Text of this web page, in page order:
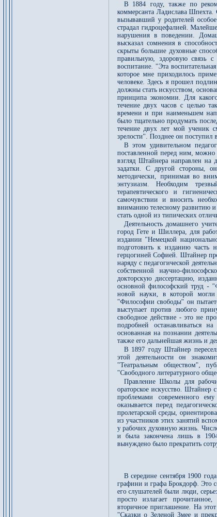
В 1884 году, также по
коммерсанта Ладислава
вызывавший у родителей
страдал гидроцефалией.
нарушения в поведении.
высказал сомнения в
скрыты большие духовные
правильную, здоровую связь
воспитание. "Эта
которое мне приходилось
человеке. Здесь я прошел
должны стать искусством,
принципа экономии. Для
течение двух часов с целью
времени и при наименьшем
было тщательно продумать
течение двух лет мой ученик
зрелости". Позднее он поступил
В этом удивительном
поставленной перед ним, можно
взгляд Штайнера направлен на
задатки. С другой стороны, он
методически, принимая во
энтузиазм. Необходим
терапевтического и
самочувствии и вносить
вниманию телесному развитию
стать одной из типических
Деятельность домашнего
город Гете и Шиллера, для
издании "Немецкой
подготовить к изданию часть
герцогиней Софией. Штайнер
наряду с педагогической
собственной научно-
докторскую диссертацию,
основной философский труд -
новой науки, в которой
"Философии свободы" он
выступает против любого
свободное действие - это не
подробней останавливаться
основанная на познании
также его дальнейшая жизнь и
В 1897 году Штайнер
этой деятельности он
"Театральным обществом",
"Свободного литературного
Правление Школы для
ораторское искусство. Штайнер
проблемами современного
оказывается перед
пролетарской среды,
из участников этих занятий
у рабочих духовную жизнь.
и была закончена лишь в
вынуждено было прекратить
В середине сентября 1900
графини и графа Брокдорф. Это
его слушателей были люди,
просто излагает
вторичное приглашение. На
"Сказки о Зеленой Змее и